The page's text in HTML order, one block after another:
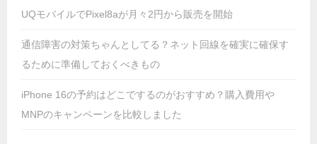
UQモバイルでPixel8aが月々2円から販売を開始
通信障害の対策ちゃんとしてる？ネット回線を確実に確保す
るために準備しておくべきもの
iPhone 16の予約はどこでするのがおすすめ？購入費用や
MNPのキャンペーンを比較しました